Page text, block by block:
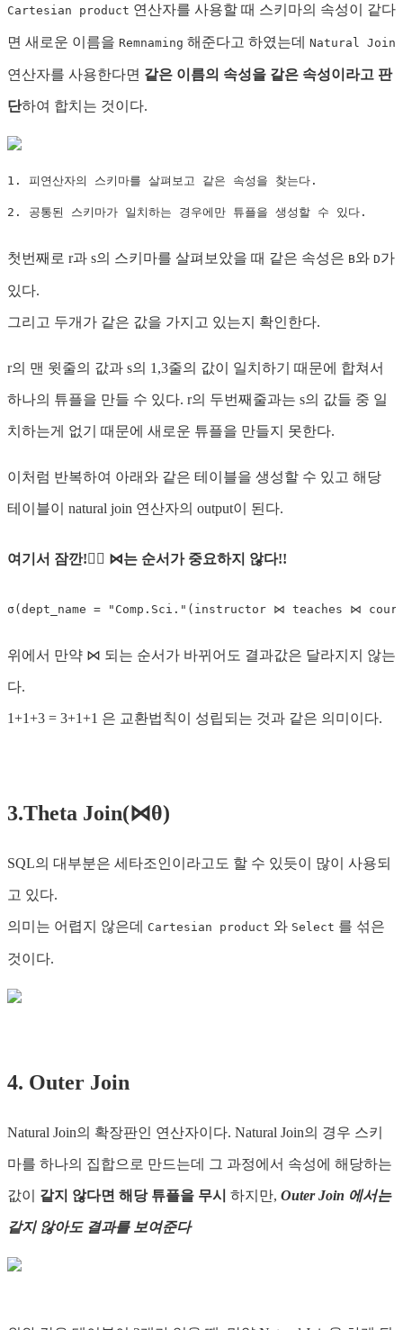
Cartesian product 연산자를 사용할 때 스키마의 속성이 같다
면 새로운 이름을 Remnaming 해준다고 하였는데 Natural Join
연산자를 사용한다면 같은 이름의 속성을 같은 속성이라고 판
단하여 합치는 것이다.
1. 피연산자의 스키마를 살펴보고 같은 속성을 찾는다.
2. 공통된 스키마가 일치하는 경우에만 튜플을 생성할 수 있다.
첫번째로 r과 s의 스키마를 살펴보았을 때 같은 속성은 B와 D가
있다.
그리고 두개가 같은 값을 가지고 있는지 확인한다.
r의 맨 윗줄의 값과 s의 1,3줄의 값이 일치하기 때문에 합쳐서
하나의 튜플을 만들 수 있다. r의 두번째줄과는 s의 값들 중 일
치하는게 없기 때문에 새로운 튜플을 만들지 못한다.
이처럼 반복하여 아래와 같은 테이블을 생성할 수 있고 해당
테이블이 natural join 연산자의 output이 된다.
여기서 잠깐!☝🏻 ⋈는 순서가 중요하지 않다!!
σ(dept_name = "Comp.Sci."(instructor ⋈ teaches ⋈
위에서 만약 ⋈ 되는 순서가 바뀌어도 결과값은 달라지지 않는
다.
1+1+3 = 3+1+1 은 교환법칙이 성립되는 것과 같은 의미이다.
3.Theta Join(⋈θ)
SQL의 대부분은 세타조인이라고도 할 수 있듯이 많이 사용되
고 있다.
의미는 어렵지 않은데 Cartesian product 와 Select 를 섞은
것이다.
4. Outer Join
Natural Join의 확장판인 연산자이다. Natural Join의 경우 스키
마를 하나의 집합으로 만드는데 그 과정에서 속성에 해당하는
값이 같지 않다면 해당 튜플을 무시 하지만, Outer Join 에서는
같지 않아도 결과를 보여준다